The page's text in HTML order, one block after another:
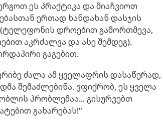
ეს პრაქტიკა და მიაჩვიოთ
ერთად ხანდახან დასჯის
დროებით გამორთმევა,
აკრძალვა და ასე შემდეგ).
გაგებით.
ძალა ამ ყველაფრის დასაწერად,
შემაძლებინა. ვფიქრობ, ეს ყველა
პრობლემაა... გისურვებთ
გახარებას!"